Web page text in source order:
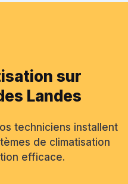
sur
Landes
techniciens installent
de climatisation
efficace.